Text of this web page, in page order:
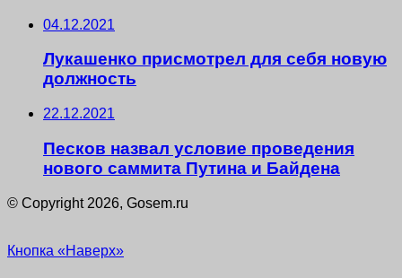
04.12.2021
Лукашенко присмотрел для себя новую
должность
22.12.2021
Песков назвал условие проведения
нового саммита Путина и Байдена
© Copyright 2026, Gosem.ru
Кнопка «Наверх»